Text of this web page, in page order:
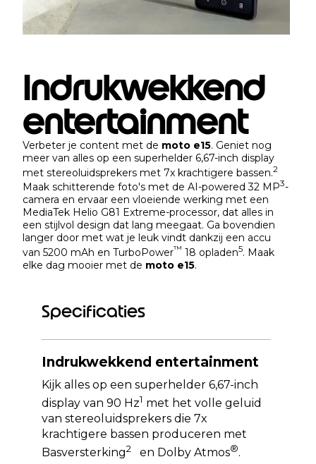
Indrukwekkend
entertainment
Verbeter je content met de moto e15. Geniet nog
meer van alles op een superhelder 6,67-inch display
met stereoluidsprekers met 7x krachtigere bassen.2
Maak schitterende foto's met de AI-powered 32 MP3-
camera en ervaar een vloeiende werking met een
MediaTek Helio G81 Extreme-processor, dat alles in
een stijlvol design dat lang meegaat. Ga bovendien
langer door met wat je leuk vindt dankzij een accu
van 5200 mAh en TurboPower™ 18 opladen5. Maak
elke dag mooier met de moto e15.
Specificaties
Indrukwekkend entertainment
Kijk alles op een superhelder 6,67-inch
display van 90 Hz1 met het volle geluid
van stereoluidsprekers die 7x
krachtigere bassen produceren met
Basversterking2 en Dolby Atmos®.